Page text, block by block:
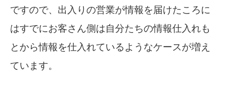
ですので、出入りの営業が情報を届けたころに
はすでにお客さん側は自分たちの情報仕入れも
とから情報を仕入れているようなケースが増え
ています。